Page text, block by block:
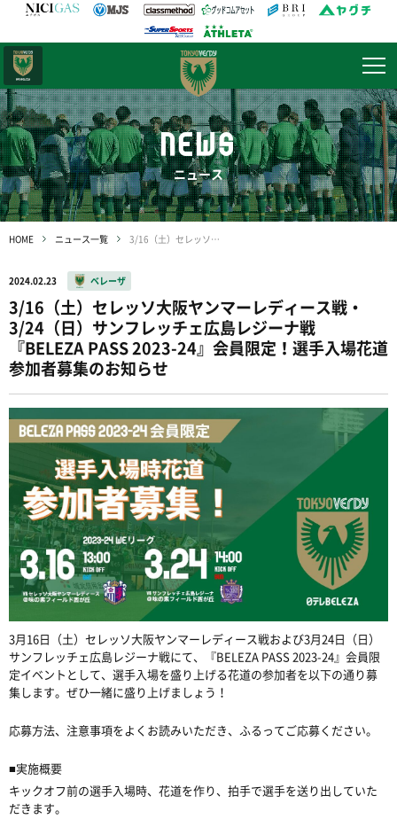
NEWS
ニュース
HOME ニュース一覧 3/16（土）セレッソ大阪ヤンマーレディース戦・3/24（日）サンフレッチェ広島レジーナ戦 『BELEZA PASS 2023-24』会員限定！選手入場花道参加者募集のお知らせ
2024.02.23 ベレーザ
3/16（土）セレッソ大阪ヤンマーレディース戦・
3/24（日）サンフレッチェ広島レジーナ戦
『BELEZA PASS 2023-24』会員限定！選手入場花道
参加者募集のお知らせ
3月16日（土）セレッソ大阪ヤンマーレディース戦および3月24日（日）
サンフレッチェ広島レジーナ戦にて、『BELEZA PASS 2023-24』会員限
定イベントとして、選手入場を盛り上げる花道の参加者を以下の通り募
集します。ぜひ一緒に盛り上げましょう！
応募方法、注意事項をよくお読みいただき、ふるってご応募ください。
■実施概要
キックオフ前の選手入場時、花道を作り、拍手で選手を送り出していた
だきます。